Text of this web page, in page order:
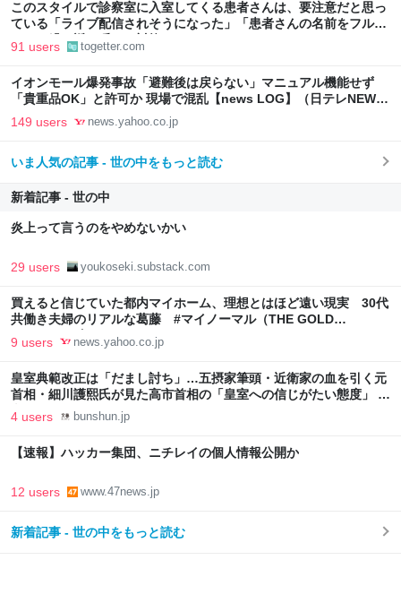
このスタイルで診察室に入室してくる患者さんは、要注意だと思っ
ている「ライブ配信されそうになった」「患者さんの名前をフルネ
ームで繰り返し呼んで対抗」
91 users togetter.com
イオンモール爆発事故「避難後は戻らない」マニュアル機能せず
「貴重品OK」と許可か 現場で混乱【news LOG】（日テレNEWS
NNN） - Yahoo!ニュース
149 users news.yahoo.co.jp
いま人気の記事 - 世の中をもっと読む
新着記事 - 世の中
炎上って言うのをやめないかい
29 users youkoseki.substack.com
買えると信じていた都内マイホーム、理想とはほど遠い現実 30代
共働き夫婦のリアルな葛藤 #マイノーマル（THE GOLD
ONLINE（ゴールドオンライン）） - Yahoo!ニュース
9 users news.yahoo.co.jp
皇室典範改正は「だまし討ち」…五摂家筆頭・近衛家の血を引く元
首相・細川護熙氏が見た高市首相の「皇室への信じがたい態度」 |
文春オンライン
4 users bunshun.jp
【速報】ハッカー集団、ニチレイの個人情報公開か
12 users www.47news.jp
新着記事 - 世の中をもっと読む